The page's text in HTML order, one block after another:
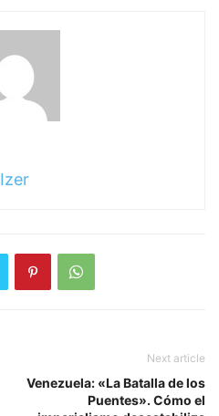
Izer
Next article
Venezuela: «La Batalla de los
Puentes». Cómo el